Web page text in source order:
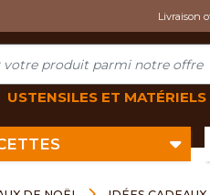
Livraison
USTENSILES ET